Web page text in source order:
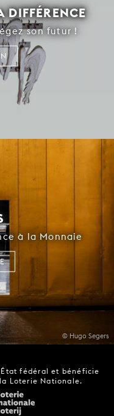
DIFFÉRENCE
son futur !
© Hugo Segers
à la Monnaie
fédéral et bénéficie
Loterie Nationale.